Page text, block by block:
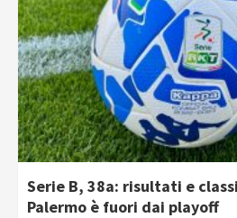
Serie B, 38a: risultati e
Palermo è fuori dai playoff